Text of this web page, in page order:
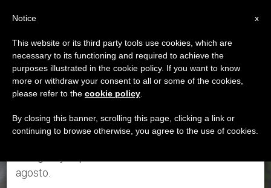
ETIQUETA
Posts Tagged
‘embirones’
ÚLTIMAS NOTICIAS
×
Aviso importante
Del 27 de julio al 7 de agosto haremos la pausa
anual, aprovechando que en el periodo de verano
se generan menos informaciones y también el
agosto.
x
Notice
This website or its third party tools use cookies, which are
necessary to its functioning and required to achieve the
purposes illustrated in the cookie policy. If you want to know
more or withdraw your consent to all or some of the cookies,
please refer to the cookie policy
By closing this banner, scrolling this page, clicking a link or
continuing to browse otherwise, you agree to the use of cookies.